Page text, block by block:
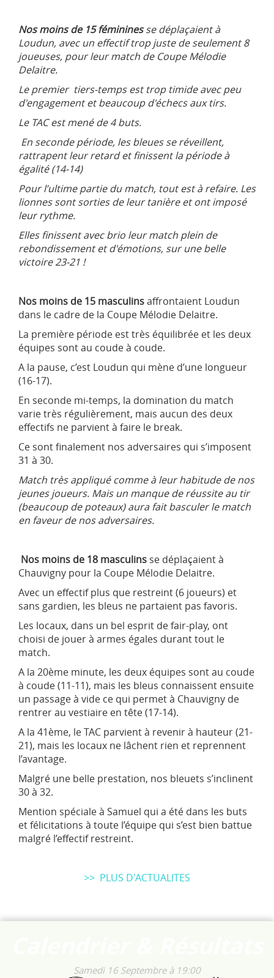
Nos moins de 15 fémininesse déplaçaient à
Loudun, avec un effectif trop juste de seulement 8
joueuses, pour leur match de Coupe Mélodie
Delaitre.
Le premier tiers-temps est trop timide avec peu
d'engagement et beaucoup d'échecs aux tirs.
Le TAC est mené de 4 buts.
En seconde période, les bleues se réveillent,
rattrapent leur retard et finissent la période à
égalité (14-14)
Pour l’ultime partie du match, tout est à refaire. Les
lionnes sont sorties de leur tanière et ont imposé
leur rythme.
Elles finissent avec brio leur match plein de
rebondissement et d'émotions, sur une belle
victoire 23-21 !
Nos moins de 15 masculinsaffrontaient Loudun
dans le cadre de la Coupe Mélodie Delaitre.
La première période est très équilibrée et les deux
équipes sont au coude à coude.
A la pause, c’est Loudun qui mène d’une longueur
(16-17).
En seconde mi-temps, la domination du match
varie très régulièrement, mais aucun des deux
effectifs ne parvient à faire le break.
Ce sont finalement nos adversaires qui s’imposent
31 à 30.
Match très appliqué comme à leur habitude de nos
jeunes joueurs. Mais un manque de réussite au tir
(beaucoup de poteaux) aura fait basculer le match
en faveur de nos adversaires.
Nos moins de 18 masculins se déplaçaient à
Chauvigny pour la Coupe Mélodie Delaitre.
Avec un effectif plus que restreint (6 joueurs) et
sans gardien, les bleus ne partaient pas favoris.
Les locaux, dans un bel esprit de fair-play, ont
choisi de jouer à armes égales durant tout le
match.
A la 20ème minute, les deux équipes sont au coude
à coude (11-11), mais les bleus connaissent ensuite
un passage à vide ce qui permet à Chauvigny de
rentrer au vestiaire en tête (17-14).
A la 41ème, le TAC parvient à revenir à hauteur (21-
21), mais les locaux ne lâchent rien et reprennent
l’avantage.
Malgré une belle prestation, nos bleuets s’inclinent
30 à 32.
Mention spéciale à Samuel qui a été dans les buts
et félicitations à toute l’équipe qui s’est bien battue
malgré l’effectif restreint.
>> PLUS D'ACTUALITES
Samedi 16 Septembreà 19:00